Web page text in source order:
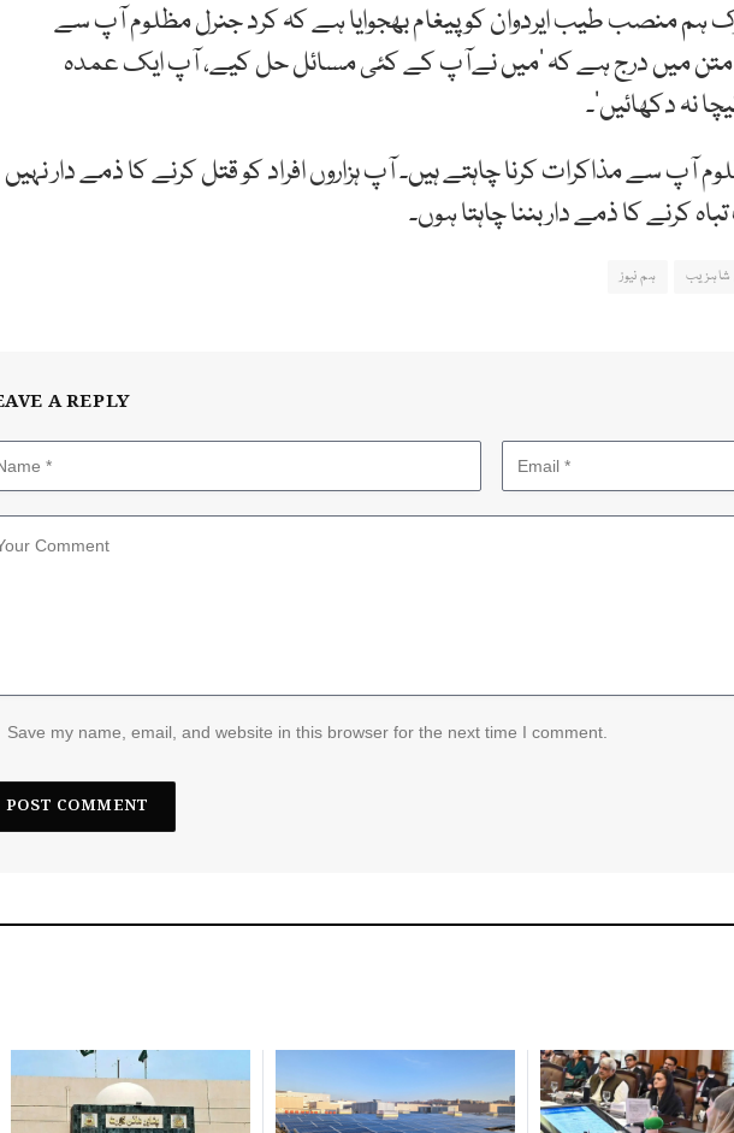
ہم منصب طیب ایردوان کو پیغام بھجوایا ہے کہ کرد جنرل مظلوم آپ سے
متن میں درج ہے کہ ’میں نےآپ کے کئی مسائل حل کیے، آپ ایک عمدہ
نہ دکھائیں‘۔
آپ سے مذاکرات کرنا چاہتے ہیں۔ آپ ہزاروں افراد کو قتل کرنے کا ذمے دار نہیں
کرنے کا ذمے دار بننا چاہتا ہوں۔
شاہزیب ہم نیوز
A REPLY
Save my name, email, and website in this browser for the next time I comment.